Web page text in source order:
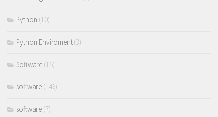
Python (10)
Python Enviroment (3)
Software (15)
software (146)
software (7)